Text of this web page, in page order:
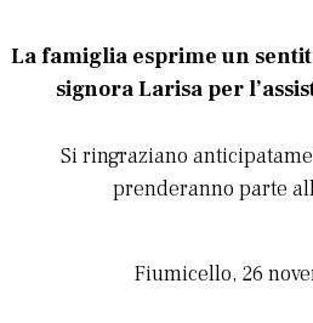
La famiglia esprime un
signora Larisa per
Si ringraziano
prenderanno parte
Fiumicello, 26